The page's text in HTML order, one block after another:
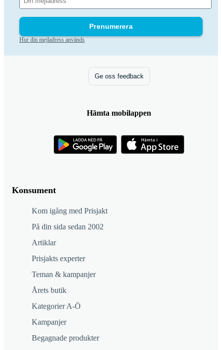
Prenumerera
Hur din mejladress används
Konsument
Kom igång med Prisjakt
På din sida sedan 2002
Artiklar
Prisjakts experter
Teman & kampanjer
Årets butik
Kategorier A-Ö
Kampanjer
Begagnade produkter
Ge oss feedback
Hämta mobilappen